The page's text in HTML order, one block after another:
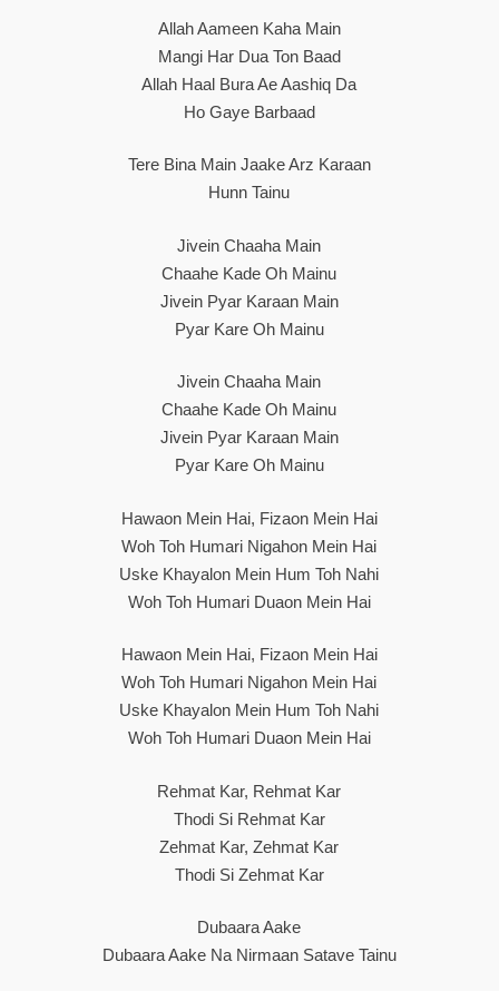
Allah Aameen Kaha Main
Mangi Har Dua Ton Baad
Allah Haal Bura Ae Aashiq Da
Ho Gaye Barbaad
Tere Bina Main Jaake Arz Karaan
Hunn Tainu
Jivein Chaaha Main
Chaahe Kade Oh Mainu
Jivein Pyar Karaan Main
Pyar Kare Oh Mainu
Jivein Chaaha Main
Chaahe Kade Oh Mainu
Jivein Pyar Karaan Main
Pyar Kare Oh Mainu
Hawaon Mein Hai, Fizaon Mein Hai
Woh Toh Humari Nigahon Mein Hai
Uske Khayalon Mein Hum Toh Nahi
Woh Toh Humari Duaon Mein Hai
Hawaon Mein Hai, Fizaon Mein Hai
Woh Toh Humari Nigahon Mein Hai
Uske Khayalon Mein Hum Toh Nahi
Woh Toh Humari Duaon Mein Hai
Rehmat Kar, Rehmat Kar
Thodi Si Rehmat Kar
Zehmat Kar, Zehmat Kar
Thodi Si Zehmat Kar
Dubaara Aake
Dubaara Aake Na Nirmaan Satave Tainu